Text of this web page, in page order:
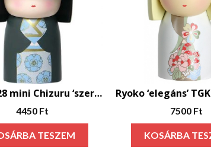
TGKFS028 mini Chizuru ‘szerény’
4450 Ft
TESZEM
7500 Ft
KOSÁRBA